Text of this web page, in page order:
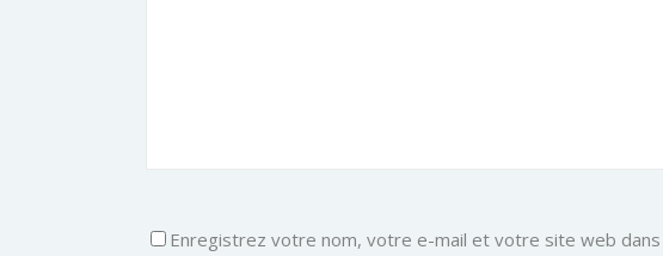
Enregistrez votre nom, votre e-mail et votre site web